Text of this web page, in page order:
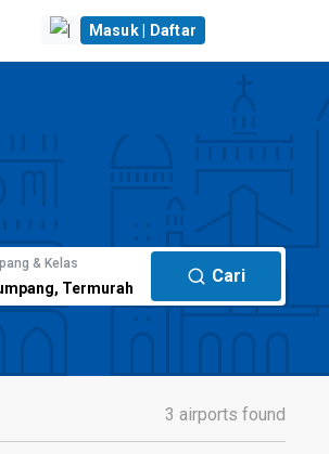
Masuk | Daftar
& Kelas
, Termurah
Cari
3 airports found